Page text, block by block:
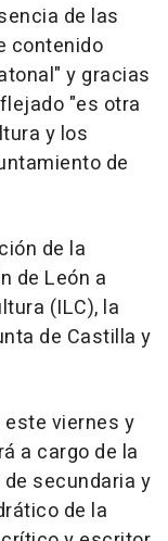
de las
contenido
y gracias
"es otra
y los
de
de la
de León a
(ILC), la
de Castilla y
viernes y
a cargo de la
secundaria y
de la